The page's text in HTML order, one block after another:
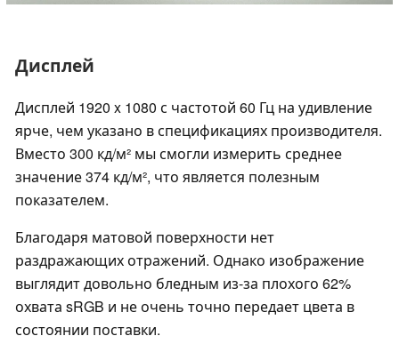
Дисплей
Дисплей 1920 x 1080 с частотой 60 Гц на удивление
ярче, чем указано в спецификациях производителя.
Вместо 300 кд/м² мы смогли измерить среднее
значение 374 кд/м², что является полезным
показателем.
Благодаря матовой поверхности нет
раздражающих отражений. Однако изображение
выглядит довольно бледным из-за плохого 62%
охвата sRGB и не очень точно передает цвета в
состоянии поставки.